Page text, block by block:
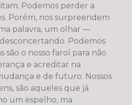
Podemos perder a
Porém, nos surpreendem
palavra, um olhar —
Podemos
são o nosso farol para não
e acreditar na
e de futuro. Nossos
são aqueles que já
um espelho, ma